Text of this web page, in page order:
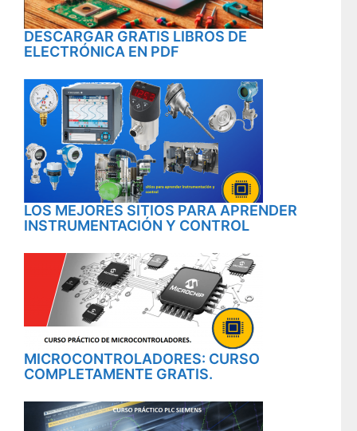
DESCARGAR GRATIS LIBROS DE
ELECTRÓNICA EN PDF
LOS MEJORES SITIOS PARA APRENDER
INSTRUMENTACIÓN Y CONTROL
MICROCONTROLADORES: CURSO
COMPLETAMENTE GRATIS.